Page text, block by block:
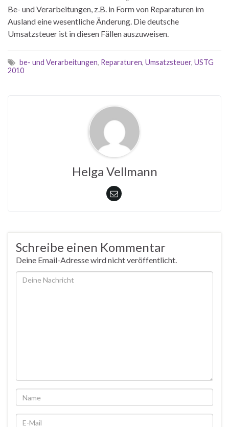
Be- und Verarbeitungen, z.B. in Form von Reparaturen im
Ausland eine wesentliche Änderung. Die deutsche
Umsatzsteuer ist in diesen Fällen auszuweisen.
be- und Verarbeitungen, Reparaturen, Umsatzsteuer, USTG
2010
Helga Vellmann
Schreibe einen Kommentar
Deine Email-Adresse wird nicht veröffentlicht.